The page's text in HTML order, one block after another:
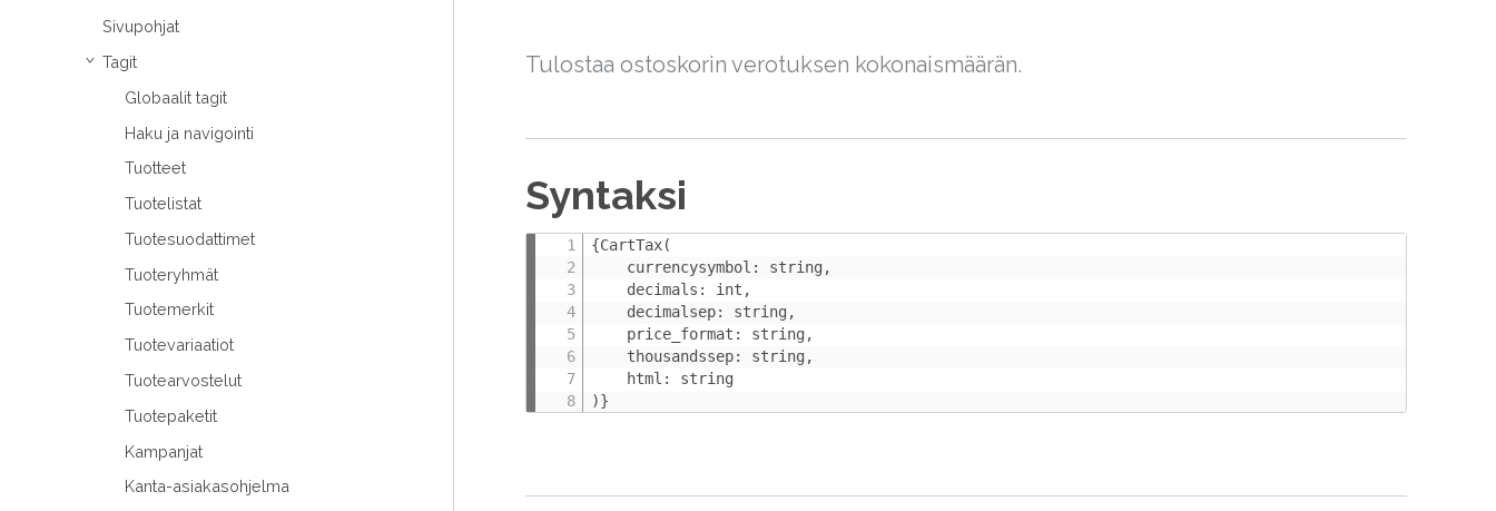
Sivupohjat
› Tagit
Globaalit tagit
Haku ja navigointi
Tuotteet
Tuotelistat
Tuotesuodattimet
Tuoteryhmät
Tuotemerkit
Tuotevariaatiot
Tuotearvostelut
Tuotepaketit
Kampanjat
Kanta-asiakasohjelma
Tulostaa ostoskorin verotuksen kokonaismäärän.
Syntaksi
{CartTax(
    currencysymbol: string,
    decimals: int,
    decimalsep: string,
    price_format: string,
    thousandssep: string,
    html: string
)}